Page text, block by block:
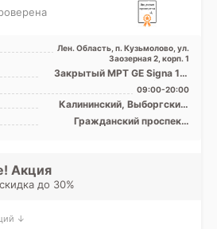
Лен. Область, п. Кузьмолово, ул.
Заозерная 2, корп. 1
Закрытый МРТ GE Signa 1.5
Тесла, КТ GE Revolution EVO
128 срезов, УЗИ ...
09:00-20:00
Калининский, Выборгский,
Кронштадтский, Курортный,
Лен. область
Гражданский проспект,
Акция
до 30%
↓